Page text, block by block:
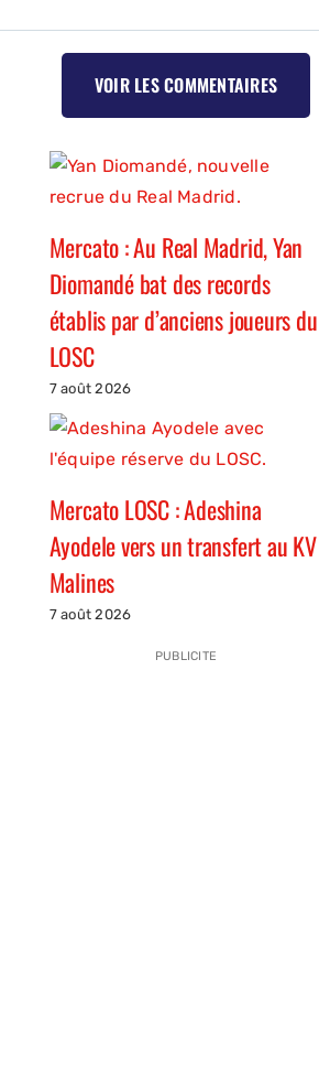
VOIR LES COMMENTAIRES
Mercato : Au Real Madrid, Yan
Diomandé bat des records
établis par d’anciens joueurs du
LOSC
7 août 2026
Mercato LOSC : Adeshina
Ayodele vers un transfert au KV
Malines
7 août 2026
PUBLICITE